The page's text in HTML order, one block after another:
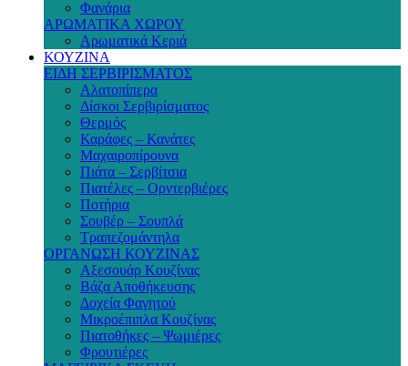
Φανάρια
ΑΡΩΜΑΤΙΚΑ ΧΩΡΟΥ
Αρωματικά Κεριά
ΚΟΥΖΙΝΑ
ΕΙΔΗ ΣΕΡΒΙΡΙΣΜΑΤΟΣ
Αλατοπίπερα
Δίσκοι Σερβιρίσματος
Θερμός
Καράφες – Κανάτες
Μαχαιροπίρουνα
Πιάτα – Σερβίτσια
Πιατέλες – Ορντερβιέρες
Ποτήρια
Σουβέρ – Σουπλά
Τραπεζομάντηλα
ΟΡΓΑΝΩΣΗ ΚΟΥΖΙΝΑΣ
Αξεσουάρ Κουζίνας
Βάζα Αποθήκευσης
Δοχεία Φαγητού
Μικροέπιπλα Κουζίνας
Πιατοθήκες – Ψωμιέρες
Φρουτιέρες